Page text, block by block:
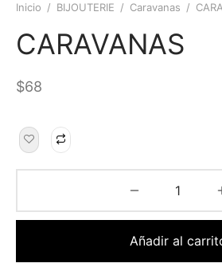
Inicio / BIJOUTERIE / Caravanas /
CARAVANAS
$68
Añadir al